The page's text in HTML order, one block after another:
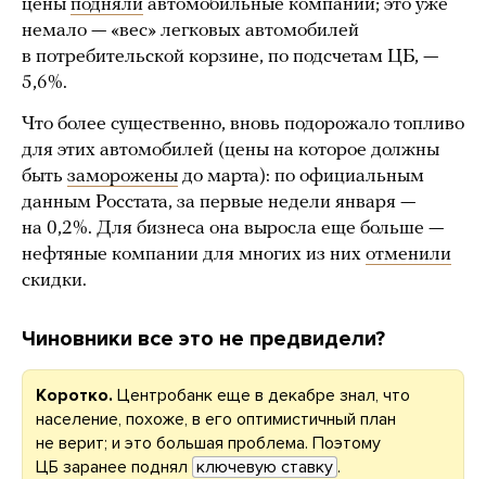
цены подняли автомобильные компании; это уже
немало — «вес» легковых автомобилей
в потребительской корзине, по подсчетам ЦБ, —
5,6%.
Что более существенно, вновь подорожало топливо
для этих автомобилей (цены на которое должны
быть заморожены до марта): по официальным
данным Росстата, за первые недели января —
на 0,2%. Для бизнеса она выросла еще больше —
нефтяные компании для многих из них отменили
скидки.
Чиновники все это не предвидели?
Коротко. Центробанк еще в декабре знал, что
население, похоже, в его оптимистичный план
не верит; и это большая проблема. Поэтому
ЦБ заранее поднял ключевую ставку .